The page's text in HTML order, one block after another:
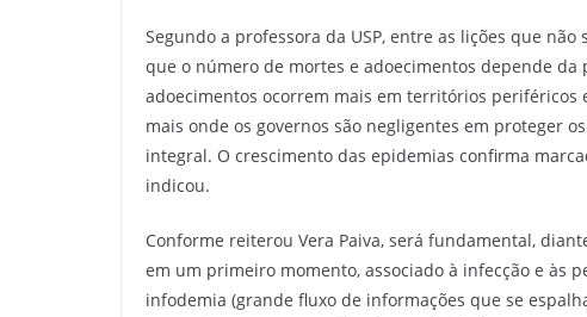
Segundo a professora da USP, entre as lições que
que o número de mortes e adoecimentos depende
adoecimentos ocorrem mais em territórios periféricos
mais onde os governos são negligentes em proteger
integral. O crescimento das epidemias confirma
indicou.
Conforme reiterou Vera Paiva, será fundamental,
em um primeiro momento, associado à infecção e às
infodemia (grande fluxo de informações que se